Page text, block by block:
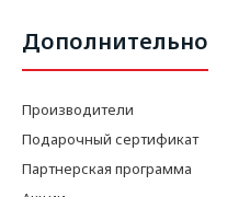
Дополнительно
Производители
Подарочный сертификат
Партнерская программа